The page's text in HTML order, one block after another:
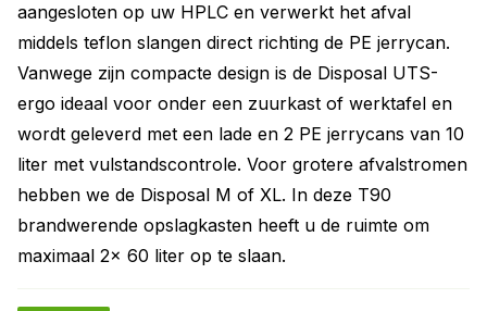
aangesloten op uw HPLC en verwerkt het afval
middels teflon slangen direct richting de PE jerrycan.
Vanwege zijn compacte design is de Disposal UTS-
ergo ideaal voor onder een zuurkast of werktafel en
wordt geleverd met een lade en 2 PE jerrycans van 10
liter met vulstandscontrole. Voor grotere afvalstromen
hebben we de Disposal M of XL. In deze T90
brandwerende opslagkasten heeft u de ruimte om
maximaal 2x 60 liter op te slaan.